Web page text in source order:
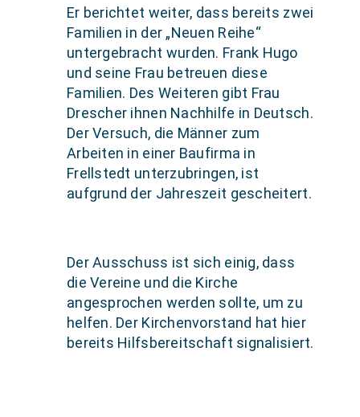
Er berichtet weiter, dass bereits zwei
Familien in der „Neuen Reihe“
untergebracht wurden. Frank Hugo
und seine Frau betreuen diese
Familien. Des Weiteren gibt Frau
Drescher ihnen Nachhilfe in Deutsch.
Der Versuch, die Männer zum
Arbeiten in einer Baufirma in
Frellstedt unterzubringen, ist
aufgrund der Jahreszeit gescheitert.
Der Ausschuss ist sich einig, dass
die Vereine und die Kirche
angesprochen werden sollte, um zu
helfen. Der Kirchenvorstand hat hier
bereits Hilfsbereitschaft signalisiert.